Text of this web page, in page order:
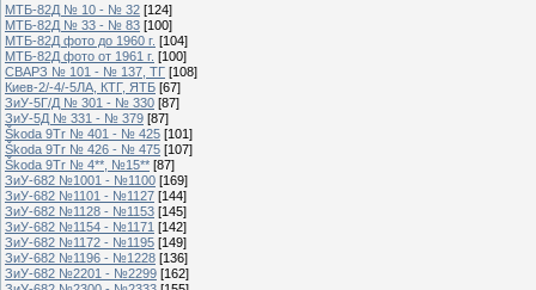
МТБ-82Д № 10 - № 32 [124]
МТБ-82Д № 33 - № 83 [100]
МТБ-82Д фото до 1960 г. [104]
МТБ-82Д фото от 1961 г. [100]
СВАРЗ № 101 - № 137, ТГ [108]
Киев-2/-4/-5ЛА, КТГ, ЯТБ [67]
ЗиУ-5Г/Д № 301 - № 330 [87]
ЗиУ-5Д № 331 - № 379 [87]
Škoda 9Tr № 401 - № 425 [101]
Škoda 9Tr № 426 - № 475 [107]
Škoda 9Tr № 4**, №15** [87]
ЗиУ-682 №1001 - №1100 [169]
ЗиУ-682 №1101 - №1127 [144]
ЗиУ-682 №1128 - №1153 [145]
ЗиУ-682 №1154 - №1171 [142]
ЗиУ-682 №1172 - №1195 [149]
ЗиУ-682 №1196 - №1228 [136]
ЗиУ-682 №2201 - №2299 [162]